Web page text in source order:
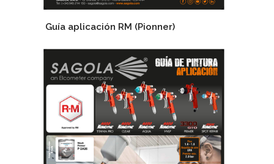
Guía aplicación RM (Pionner)